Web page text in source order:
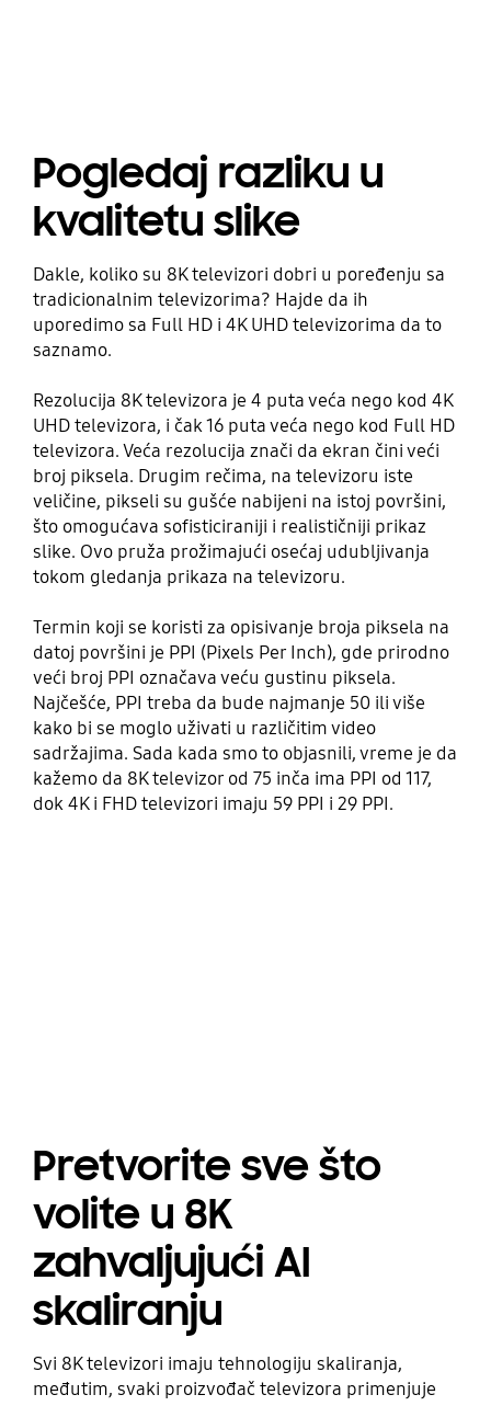
Pogledaj razliku u
kvalitetu slike
Dakle, koliko su 8K televizori dobri u poređenju sa
tradicionalnim televizorima? Hajde da ih
uporedimo sa Full HD i 4K UHD televizorima da to
saznamo.
Rezolucija 8K televizora je 4 puta veća nego kod 4K
UHD televizora, i čak 16 puta veća nego kod Full HD
televizora. Veća rezolucija znači da ekran čini veći
broj piksela. Drugim rečima, na televizoru iste
veličine, pikseli su gušće nabijeni na istoj površini,
što omogućava sofisticiraniji i realističniji prikaz
slike. Ovo pruža prožimajući osećaj udubljivanja
tokom gledanja prikaza na televizoru.
Termin koji se koristi za opisivanje broja piksela na
datoj površini je PPI (Pixels Per Inch), gde prirodno
veći broj PPI označava veću gustinu piksela.
Najčešće, PPI treba da bude najmanje 50 ili više
kako bi se moglo uživati u različitim video
sadržajima. Sada kada smo to objasnili, vreme je da
kažemo da 8K televizor od 75 inča ima PPI od 117,
dok 4K i FHD televizori imaju 59 PPI i 29 PPI.
Pretvorite sve što
volite u 8K
zahvaljujući AI
skaliranju
Svi 8K televizori imaju tehnologiju skaliranja,
međutim, svaki proizvođač televizora primenjuje